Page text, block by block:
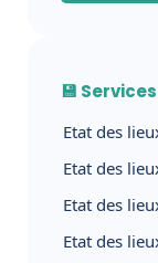
💾 Services
Etat des
Etat des
Etat des
Etat des